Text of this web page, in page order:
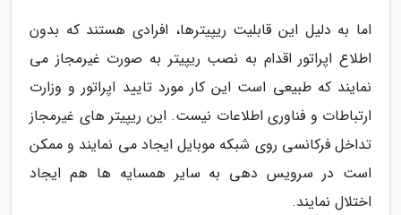
اما به دلیل این قابلیت ریپیترها، افرادی هستند که بدون
اطلاع اپراتور اقدام به نصب ریپیتر به صورت غیرمجاز می
نمایند که طبیعی است این کار مورد تایید اپراتور و وزارت
ارتباطات و فناوری اطلاعات نیست. این ریپیتر های غیرمجاز
تداخل فرکانسی روی شبکه موبایل ایجاد می نمایند و ممکن
است در سرویس دهی به سایر همسایه ها هم ایجاد
اختلال نمایند.